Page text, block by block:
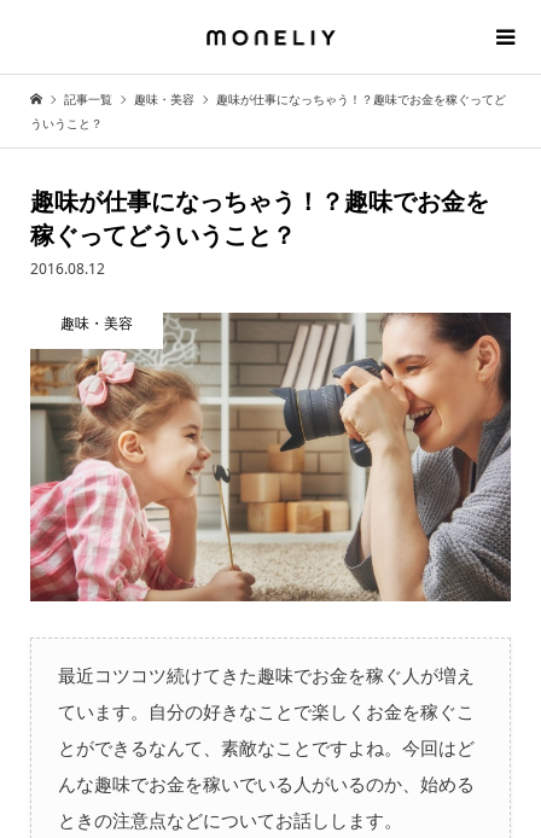
記事一覧 趣味・美容
趣味が仕事になっちゃう！？趣味でお金を稼ぐってど
ういうこと？
趣味が仕事になっちゃう！？趣味でお金を
稼ぐってどういうこと？
2016.08.12
趣味・美容
最近コツコツ続けてきた趣味でお金を稼ぐ人が増え
ています。自分の好きなことで楽しくお金を稼ぐこ
とができるなんて、素敵なことですよね。今回はど
んな趣味でお金を稼いでいる人がいるのか、始める
ときの注意点などについてお話しします。